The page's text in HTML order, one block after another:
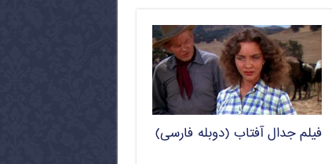
فیلم جدال آفتاب (دوبله فارسی)